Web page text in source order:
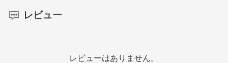
レビュー
レビューはありません。